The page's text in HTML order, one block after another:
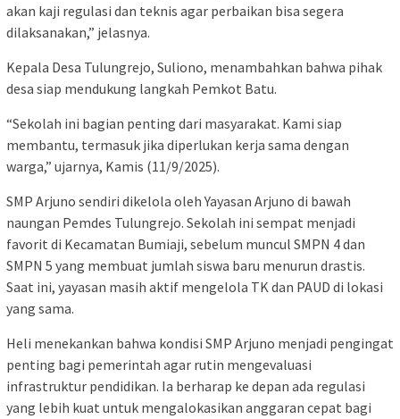
akan kaji regulasi dan teknis agar perbaikan bisa segera
dilaksanakan,” jelasnya.
Kepala Desa Tulungrejo, Suliono, menambahkan bahwa pihak
desa siap mendukung langkah Pemkot Batu.
“Sekolah ini bagian penting dari masyarakat. Kami siap
membantu, termasuk jika diperlukan kerja sama dengan
warga,” ujarnya, Kamis (11/9/2025).
SMP Arjuno sendiri dikelola oleh Yayasan Arjuno di bawah
naungan Pemdes Tulungrejo. Sekolah ini sempat menjadi
favorit di Kecamatan Bumiaji, sebelum muncul SMPN 4 dan
SMPN 5 yang membuat jumlah siswa baru menurun drastis.
Saat ini, yayasan masih aktif mengelola TK dan PAUD di lokasi
yang sama.
Heli menekankan bahwa kondisi SMP Arjuno menjadi pengingat
penting bagi pemerintah agar rutin mengevaluasi
infrastruktur pendidikan. Ia berharap ke depan ada regulasi
yang lebih kuat untuk mengalokasikan anggaran cepat bagi